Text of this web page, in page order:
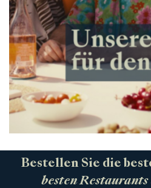
Bestellen Sie die
besten